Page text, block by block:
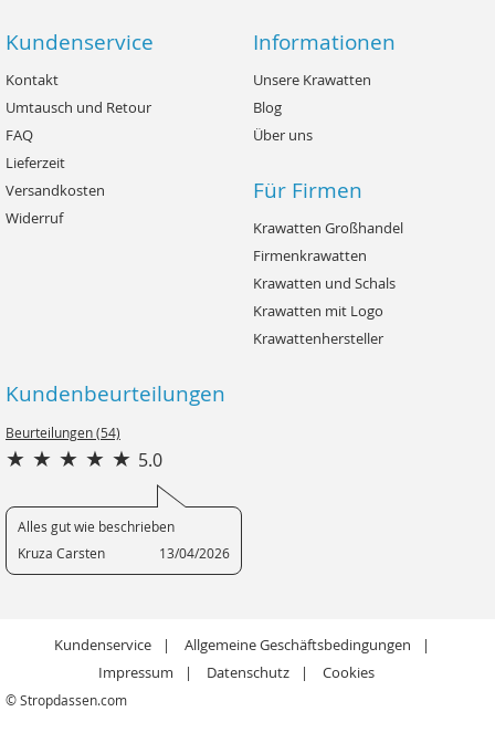
Kundenservice
Kontakt
Umtausch und Retour
FAQ
Lieferzeit
Versandkosten
Widerruf
Informationen
Unsere Krawatten
Blog
Über uns
Für Firmen
Krawatten Großhandel
Firmenkrawatten
Krawatten und Schals
Krawatten mit Logo
Krawattenhersteller
Kundenbeurteilungen
Beurteilungen (54)
5.0
Alles gut wie beschrieben
Kruza Carsten
13/04/2026
Kundenservice
Allgemeine Geschäftsbedingungen
Impressum
Datenschutz Cookies
© Stropdassen.com